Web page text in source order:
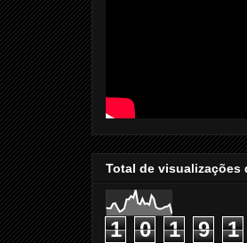
Total de visualizações
1 0 1 9 1